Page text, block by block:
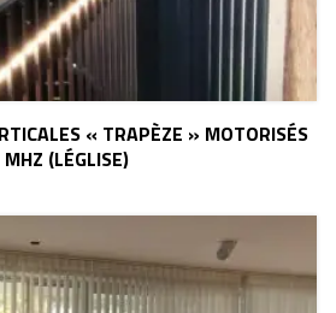
« TRAPÈZE » MOTORISÉS
MHZ (LÉGLISE)